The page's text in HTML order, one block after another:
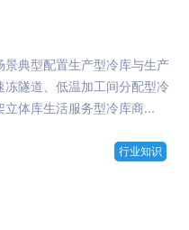
典型配置生产型冷库与生产
隧道、低温加工间分配型冷
体库生活服务型冷库商...
行业知识